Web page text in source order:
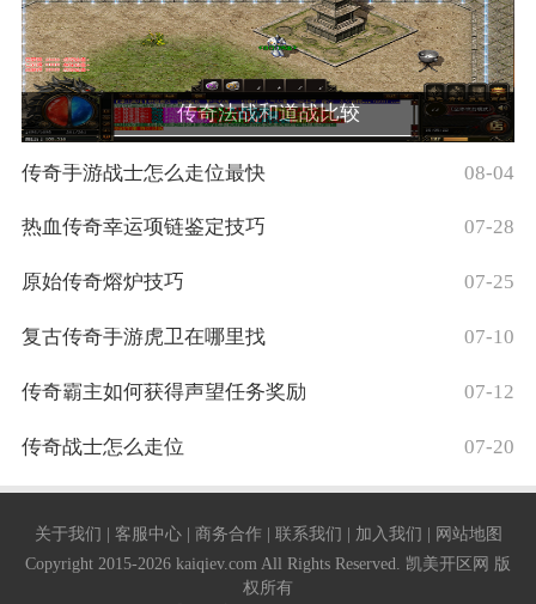
传奇法战和道战比较
传奇手游战士怎么走位最快 08-04
热血传奇幸运项链鉴定技巧 07-28
原始传奇熔炉技巧 07-25
复古传奇手游虎卫在哪里找 07-10
传奇霸主如何获得声望任务奖励 07-12
传奇战士怎么走位 07-20
关于我们 | 客服中心 | 商务合作 | 联系我们 | 加入我们 | 网站地图
Copyright 2015-2026 kaiqiev.com All Rights Reserved. 凯美开区网 版
权所有